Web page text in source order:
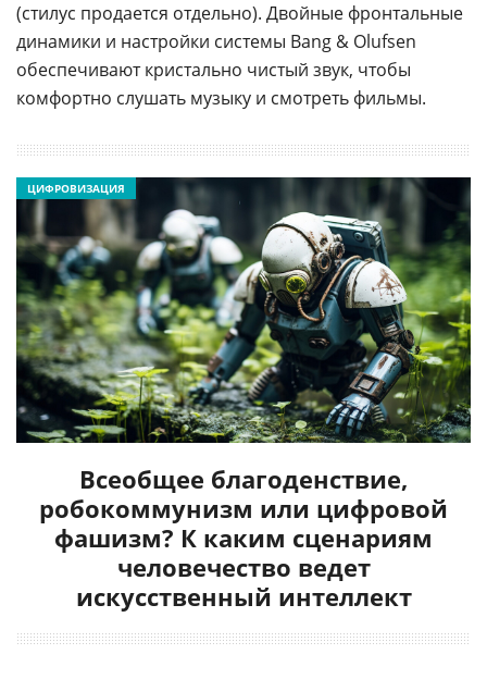
(стилус продается отдельно). Двойные фронтальные
динамики и настройки системы Bang & Olufsen
обеспечивают кристально чистый звук, чтобы
комфортно слушать музыку и смотреть фильмы.
Всеобщее благоденствие,
робокоммунизм или цифровой
фашизм? К каким сценариям
человечество ведет
искусственный интеллект
ЦИФРОВИЗАЦИЯ